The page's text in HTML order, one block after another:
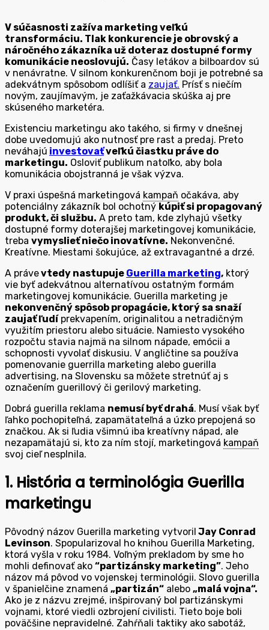
V súčasnosti zažíva marketing veľkú
transformáciu. Tlak konkurencie je obrovský a
náročného zákazníka už doteraz dostupné formy
komunikácie neoslovujú. Časy letákov a bilboardov sú
v nenávratne. V silnom konkurenčnom boji je potrebné sa
adekvátnym spôsobom odlíšiť a zaujať. Prísť s niečím
novým, zaujímavým, je zaťažkávacia skúška aj pre
skúseného marketéra.
Existenciu marketingu ako takého, si firmy v dnešnej
dobe uvedomujú ako nutnosť pre rast a predaj. Preto
neváhajú investovaťveľkú čiastku práve do
marketingu. Osloviť publikum natoľko, aby bola
komunikácia obojstranná je však výzva.
V praxi úspešná marketingová kampaň očakáva, aby
potenciálny zákazník bol ochotný kúpiť si propagovaný
produkt, či službu. A preto tam, kde zlyhajú všetky
dostupné formy doterajšej marketingovej komunikácie,
treba vymyslieť niečo inovatívne. Nekonvenčné.
Kreatívne. Miestami šokujúce, až extravagantné a drzé.
A právevtedy nastupuje Guerilla marketing, ktorý
vie byť adekvátnou alternatívou ostatným formám
marketingovej komunikácie. Guerilla marketing je
nekonvenčný spôsob propagácie, ktorý sa snaží
zaujať ľudíprekvapením, originalitou a netradičným
využitím priestoru alebo situácie. Namiesto vysokého
rozpočtu stavia najmä na silnom nápade, emócii a
schopnosti vyvolať diskusiu. V angličtine sa používa
pomenovanie guerrilla marketing alebo guerilla
advertising, na Slovensku sa môžete stretnúť aj s
označením guerillový či gerilový marketing.
Dobrá guerilla reklama nemusí byť drahá. Musí však byť
ľahko pochopiteľná, zapamätateľná a úzko prepojená so
značkou. Ak si ľudia všimnú iba kreatívny nápad, ale
nezapamätajú si, kto za ním stojí, marketingová kampaň
svoj cieľ nesplnila.
1. História a terminológia Guerilla
marketingu
Pôvodný názov Guerilla marketing vytvoril Jay Conrad
Levinson. Spopularizoval ho knihou Guerilla Marketing,
ktorá vyšla v roku 1984. Voľným prekladom by sme ho
mohli definovať ako “partizánsky marketing”. Jeho
názov má pôvod vo vojenskej terminológii. Slovo guerilla
v španielčine znamená „partizán“ alebo „malá vojna“.
Ako je z názvu zrejmé, inšpirovaný bol partizánskymi
vojnami, ktoré viedli ozbrojení civilisti. Tieto boje boli
poväčšine nepravidelné. Zahŕňali taktiky ako sabotáž,